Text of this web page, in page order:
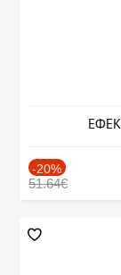
-20%
51.64€